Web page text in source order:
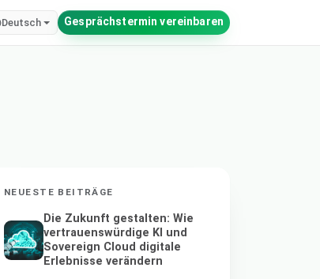
Deutsch Gesprächstermin vereinbaren
NEUESTE BEITRÄGE
Die Zukunft gestalten: Wie
vertrauenswürdige KI und
Sovereign Cloud digitale
Erlebnisse verändern